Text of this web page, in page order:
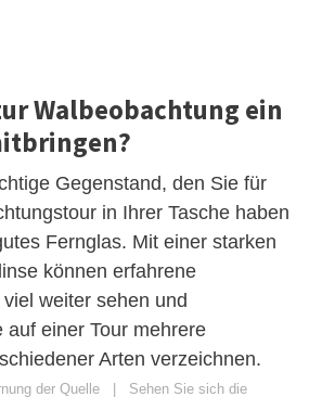
Walbeobachtung ein
Gegenstand, den Sie für
in Ihrer Tasche haben
Fernglas. Mit einer starken
können erfahrene
weiter sehen und
auf einer Tour mehrere
Arten verzeichnen.
der Quelle | Sehen Sie sich die